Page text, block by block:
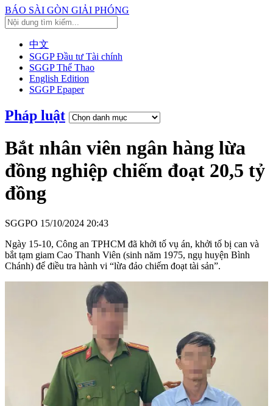
BÁO SÀI GÒN GIẢI PHÓNG
中文
SGGP Đầu tư Tài chính
SGGP Thể Thao
English Edition
SGGP Epaper
Pháp luật
Bắt nhân viên ngân hàng lừa
đồng nghiệp chiếm đoạt 20,5 tỷ
đồng
SGGPO 15/10/2024 20:43
Ngày 15-10, Công an TPHCM đã khởi tố vụ án, khởi tố bị can và
bắt tạm giam Cao Thanh Viên (sinh năm 1975, ngụ huyện Bình
Chánh) để điều tra hành vi “lừa đảo chiếm đoạt tài sản”.